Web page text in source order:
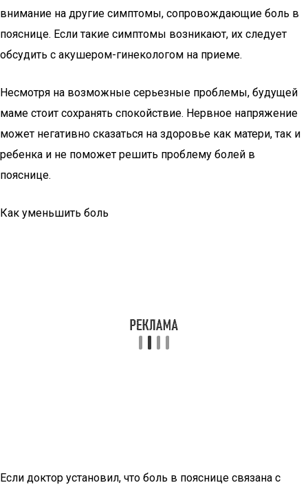
внимание на другие симптомы, сопровождающие боль в
пояснице. Если такие симптомы возникают, их следует
обсудить с акушером-гинекологом на приеме.
Несмотря на возможные серьезные проблемы, будущей
маме стоит сохранять спокойствие. Нервное напряжение
может негативно сказаться на здоровье как матери, так и
ребенка и не поможет решить проблему болей в
пояснице.
Как уменьшить боль
Если доктор установил, что боль в пояснице связана с